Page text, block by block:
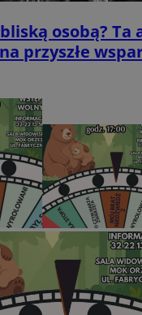
osobą? Ta
przyszłe